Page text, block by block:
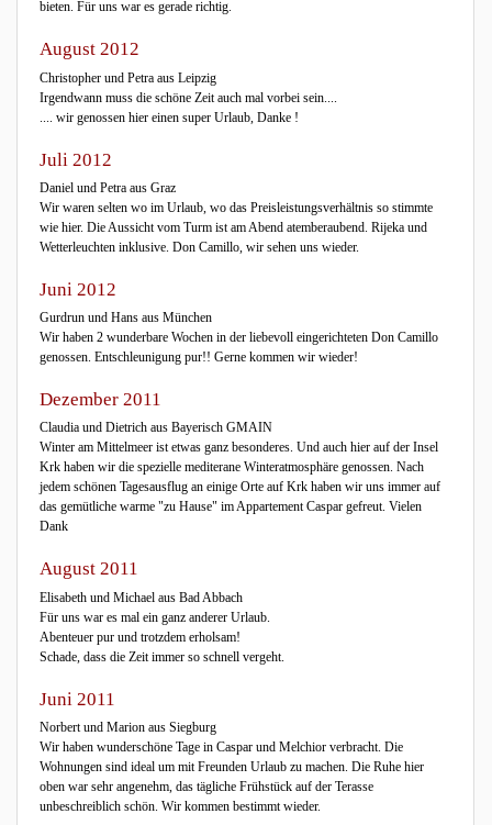
bieten. Für uns war es gerade richtig.
August 2012
Christopher und Petra aus Leipzig
Irgendwann muss die schöne Zeit auch mal vorbei sein....
.... wir genossen hier einen super Urlaub, Danke !
Juli 2012
Daniel und Petra aus Graz
Wir waren selten wo im Urlaub, wo das Preisleistungsverhältnis so stimmte
wie hier. Die Aussicht vom Turm ist am Abend atemberaubend. Rijeka und
Wetterleuchten inklusive. Don Camillo, wir sehen uns wieder.
Juni 2012
Gurdrun und Hans aus München
Wir haben 2 wunderbare Wochen in der liebevoll eingerichteten Don Camillo
genossen. Entschleunigung pur!! Gerne kommen wir wieder!
Dezember 2011
Claudia und Dietrich aus Bayerisch GMAIN
Winter am Mittelmeer ist etwas ganz besonderes. Und auch hier auf der Insel
Krk haben wir die spezielle mediterane Winteratmosphäre genossen. Nach
jedem schönen Tagesausflug an einige Orte auf Krk haben wir uns immer auf
das gemütliche warme "zu Hause" im Appartement Caspar gefreut. Vielen
Dank
August 2011
Elisabeth und Michael aus Bad Abbach
Für uns war es mal ein ganz anderer Urlaub.
Abenteuer pur und trotzdem erholsam!
Schade, dass die Zeit immer so schnell vergeht.
Juni 2011
Norbert und Marion aus Siegburg
Wir haben wunderschöne Tage in Caspar und Melchior verbracht. Die
Wohnungen sind ideal um mit Freunden Urlaub zu machen. Die Ruhe hier
oben war sehr angenehm, das tägliche Frühstück auf der Terasse
unbeschreiblich schön. Wir kommen bestimmt wieder.